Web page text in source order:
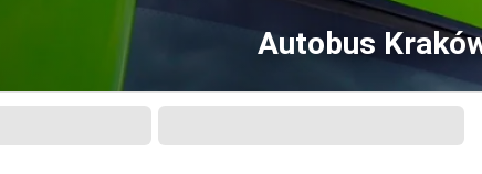
Autobus